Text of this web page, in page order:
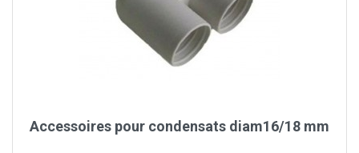
Accessoires pour condensats diam16/18 mm